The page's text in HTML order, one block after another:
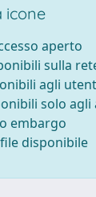
icone
aperto
sulla
agli
solo
embargo
disponibile